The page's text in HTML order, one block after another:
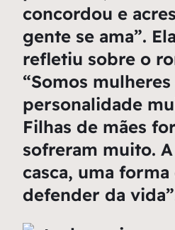
concordou e
gente se ama”.
refletiu sobre o
“Somos
personalidade
Filhas de mães
sofreram muito.
casca, uma forma
defender da